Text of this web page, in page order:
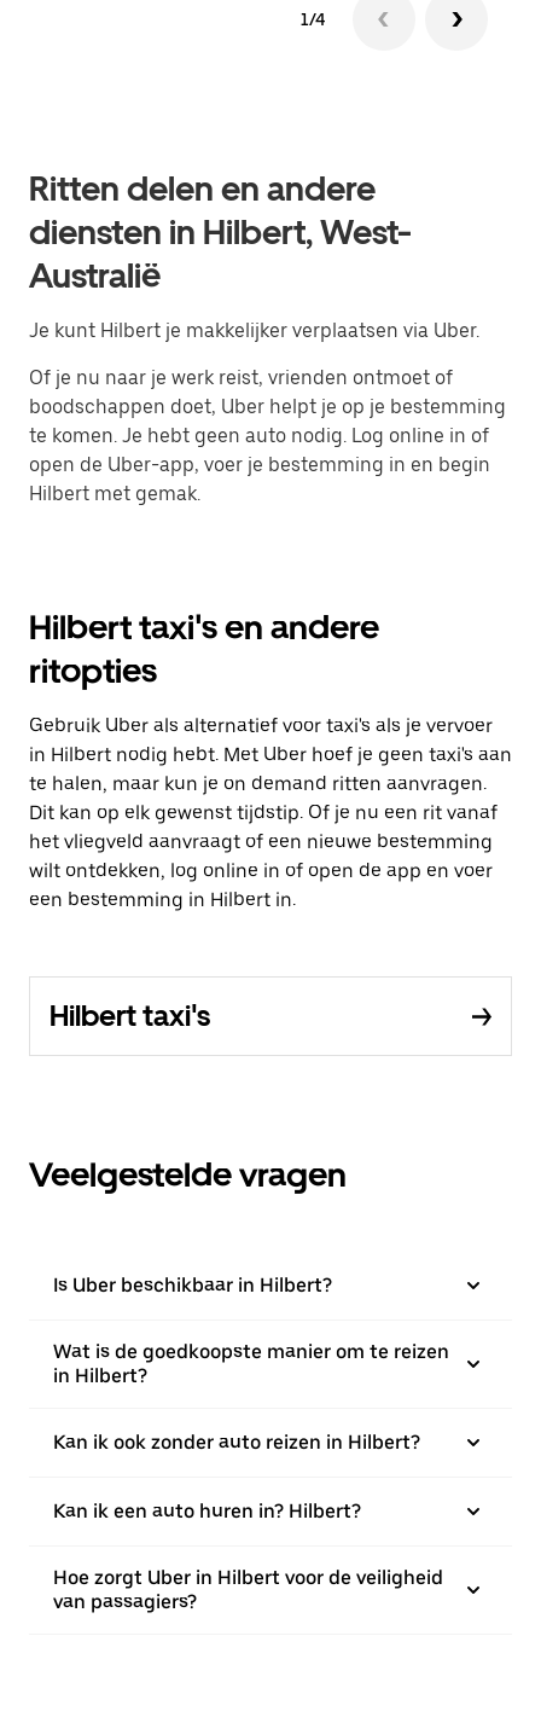
1/4
Ritten delen en andere
diensten in Hilbert, West-
Australië
Je kunt Hilbert je makkelijker verplaatsen via Uber.
Of je nu naar je werk reist, vrienden ontmoet of
boodschappen doet, Uber helpt je op je bestemming
te komen. Je hebt geen auto nodig. Log online in of
open de Uber-app, voer je bestemming in en begin
Hilbert met gemak.
Hilbert taxi's en andere
ritopties
Gebruik Uber als alternatief voor taxi's als je vervoer
in Hilbert nodig hebt. Met Uber hoef je geen taxi's aan
te halen, maar kun je on demand ritten aanvragen.
Dit kan op elk gewenst tijdstip. Of je nu een rit vanaf
het vliegveld aanvraagt of een nieuwe bestemming
wilt ontdekken, log online in of open de app en voer
een bestemming in Hilbert in.
Hilbert taxi's
Veelgestelde vragen
Is Uber beschikbaar in Hilbert?
Wat is de goedkoopste manier om te reizen
in Hilbert?
Kan ik ook zonder auto reizen in Hilbert?
Kan ik een auto huren in? Hilbert?
Hoe zorgt Uber in Hilbert voor de veiligheid
van passagiers?